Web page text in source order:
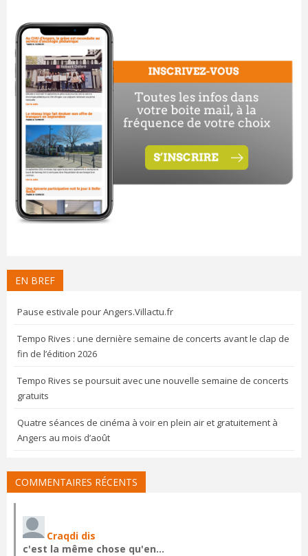
EN BREF
Pause estivale pour Angers.Villactu.fr
Tempo Rives : une dernière semaine de concerts avant le clap de
fin de l’édition 2026
Tempo Rives se poursuit avec une nouvelle semaine de concerts
gratuits
Quatre séances de cinéma à voir en plein air et gratuitement à
Angers au mois d’août
COMMENTAIRES RÉCENTS
Craqdi dis
c'est la même chose qu'en…